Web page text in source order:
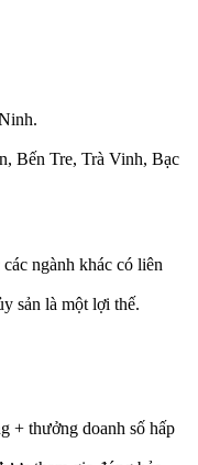
Bến Tre, Trà Vinh, Bạc
ngành khác có liên
sản là một lợi thế.
+ thưởng doanh số hấp